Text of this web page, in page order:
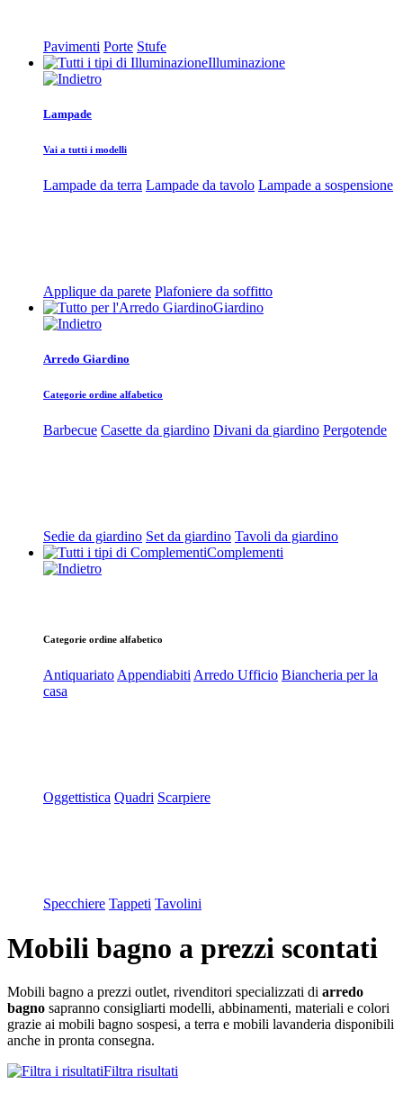
Pavimenti Porte Stufe
Illuminazione
Lampade
Vai a tutti i modelli
Lampade da terra Lampade da tavolo Lampade a sospensione
Applique da parete Plafoniere da soffitto
Giardino
Arredo Giardino
Categorie ordine alfabetico
Barbecue Casette da giardino Divani da giardino Pergotende
Sedie da giardino Set da giardino Tavoli da giardino
Complementi
Categorie ordine alfabetico
Antiquariato Appendiabiti Arredo Ufficio Biancheria per la
casa
Oggettistica Quadri Scarpiere
Specchiere Tappeti Tavolini
Mobili bagno a prezzi scontati
Mobili bagno a prezzi outlet, rivenditori specializzati di arredo
bagno sapranno consigliarti modelli, abbinamenti, materiali e colori
grazie ai mobili bagno sospesi, a terra e mobili lavanderia disponibili
anche in pronta consegna.
Filtra risultati